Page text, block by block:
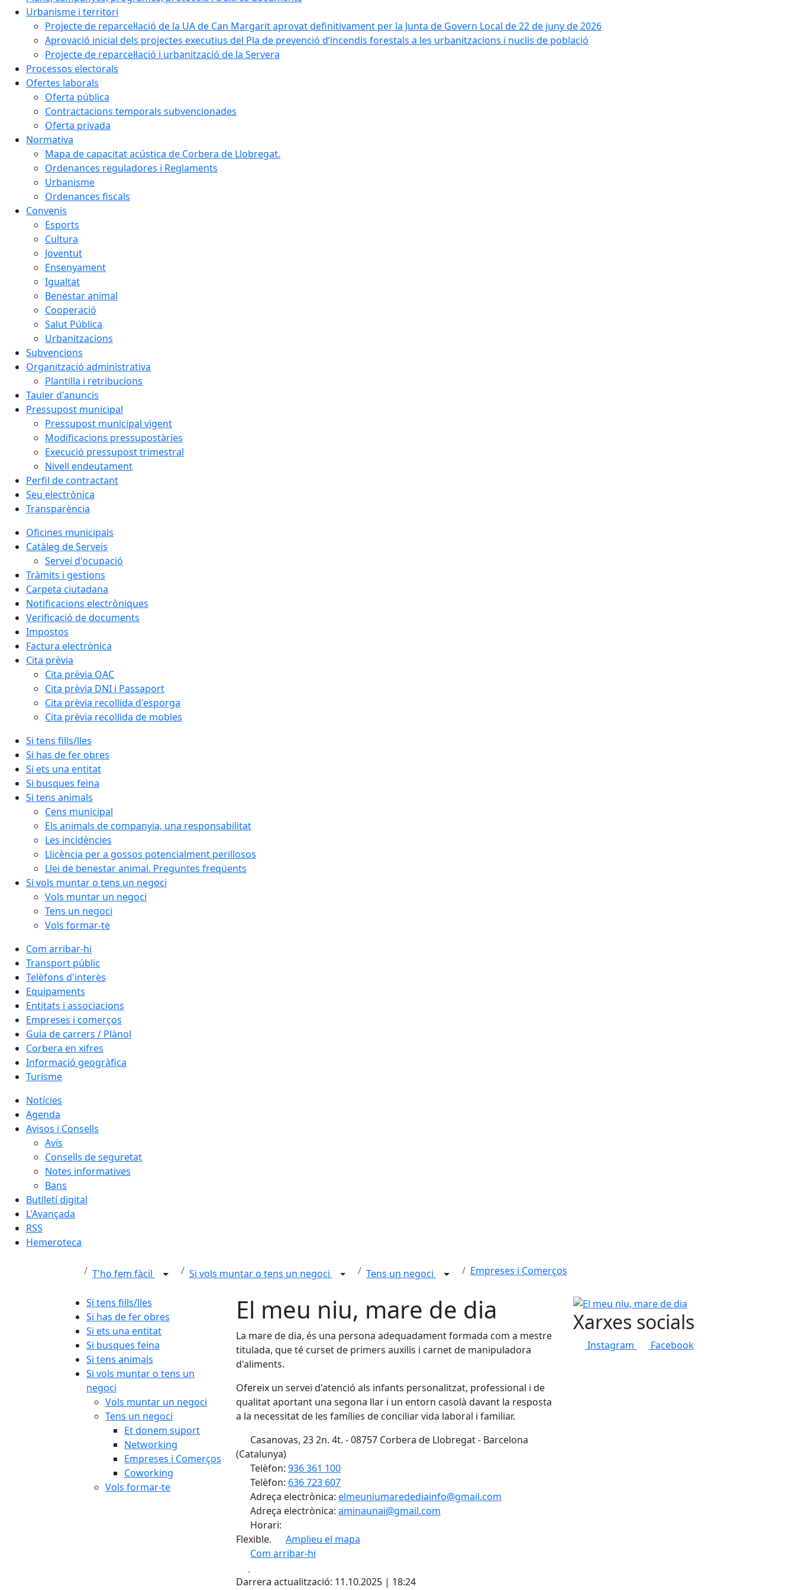
Urbanisme i territori
Projecte de reparcel·lació de la UA de Can Margarit aprovat definitivament per la Junta de Govern Local de 22 de juny de 2026
Aprovació inicial dels projectes executius del Pla de prevenció d’incendis forestals a les urbanitzacions i nuclis de població
Projecte de reparcel·lació i urbanització de la Servera
Processos electorals
Ofertes laborals
Oferta pública
Contractacions temporals subvencionades
Oferta privada
Normativa
Mapa de capacitat acústica de Corbera de Llobregat.
Ordenances reguladores i Reglaments
Urbanisme
Ordenances fiscals
Convenis
Esports
Cultura
Joventut
Ensenyament
Igualtat
Benestar animal
Cooperació
Salut Pública
Urbanitzacions
Subvencions
Organització administrativa
Plantilla i retribucions
Tauler d'anuncis
Pressupost municipal
Pressupost municipal vigent
Modificacions pressupostàries
Execució pressupost trimestral
Nivell endeutament
Perfil de contractant
Seu electrònica
Transparència
Oficines municipals
Catàleg de Serveis
Servei d'ocupació
Tràmits i gestions
Carpeta ciutadana
Notificacions electròniques
Verificació de documents
Impostos
Factura electrònica
Cita prèvia
Cita prèvia OAC
Cita prèvia DNI i Passaport
Cita prèvia recollida d'esporga
Cita prèvia recollida de mobles
Si tens fills/lles
Si has de fer obres
Si ets una entitat
Si busques feina
Si tens animals
Cens municipal
Els animals de companyia, una responsabilitat
Les incidències
Llicència per a gossos potencialment perillosos
Llei de benestar animal. Preguntes freqüents
Si vols muntar o tens un negoci
Vols muntar un negoci
Tens un negoci
Vols formar-te
Com arribar-hi
Transport públic
Telèfons d'interès
Equipaments
Entitats i associacions
Empreses i comerços
Guia de carrers / Plànol
Corbera en xifres
Informació geogràfica
Turisme
Notícies
Agenda
Avisos i Consells
Avís
Consells de seguretat
Notes informatives
Bans
Butlletí digital
L'Avançada
RSS
Hemeroteca
T'ho fem fàcil Si vols muntar o tens un negoci Tens un negoci Empreses i Comerços
Si tens fills/lles
Si has de fer obres
Si ets una entitat
Si busques feina
Si tens animals
Si vols muntar o tens un
negoci
Vols muntar un negoci
Tens un negoci
Et donem suport
Networking
Empreses i Comerços
Coworking
Vols formar-te
El meu niu, mare de dia
La mare de dia, és una persona adequadament formada com a mestre
titulada, que té curset de primers auxilis i carnet de manipuladora
d'aliments.
Ofereix un servei d'atenció als infants personalitzat, professional i de
qualitat aportant una segona llar i un entorn casolà davant la resposta
a la necessitat de les famílies de conciliar vida laboral i familiar.
Casanovas, 23 2n. 4t. - 08757 Corbera de Llobregat - Barcelona
(Catalunya)
Telèfon: 936 361 100
Telèfon: 636 723 607
Adreça electrònica: elmeuniumaredediainfo@gmail.com
Adreça electrònica: aminaunai@gmail.com
Horari:
Flexible.
Amplieu el mapa
Com arribar-hi
+
Darrera actualització: 11.10.2025 | 18:24
El meu niu, mare de dia
Xarxes socials
Instagram Facebook